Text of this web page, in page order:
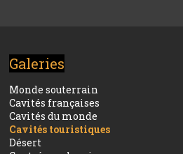
Galeries
Monde souterrain
Cavités françaises
Cavités du monde
Cavités touristiques
Désert